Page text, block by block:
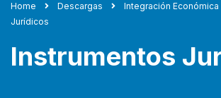
Home Descargas Integración Económica
Jurídicos
Instrumentos